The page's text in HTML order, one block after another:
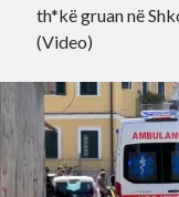
Credit Cards
Uncategorized
th*kë gruan në
(Video)